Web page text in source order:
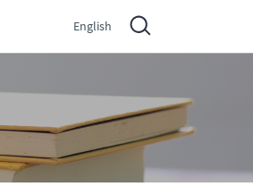
English